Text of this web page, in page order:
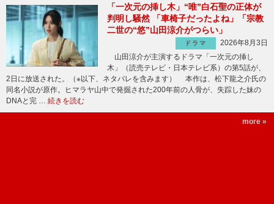
「一次元の挿し木」“唯”白石聖の正体が
判明し騒然 「車椅子だったよね」「宗教
二世の“悠”山田涼介がつらい」
ドラマ
2026年8月3日
山田涼介が主演するドラマ「一次元の挿し
木」（読売テレビ・日本テレビ系）の第5話が、
2日に放送された。（※以下、ネタバレを含みます） 本作は、松下龍之介氏の
同名小説が原作。ヒマラヤ山中で発掘された200年前の人骨が、失踪した妹の
DNAと完 … 続きを読む
more »